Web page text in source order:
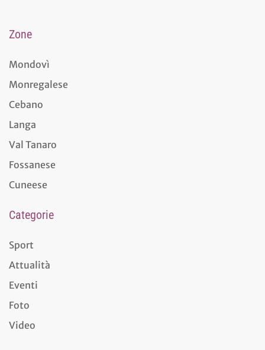
Zone
Mondovì
Monregalese
Cebano
Langa
Val Tanaro
Fossanese
Cuneese
Categorie
Sport
Attualità
Eventi
Foto
Video